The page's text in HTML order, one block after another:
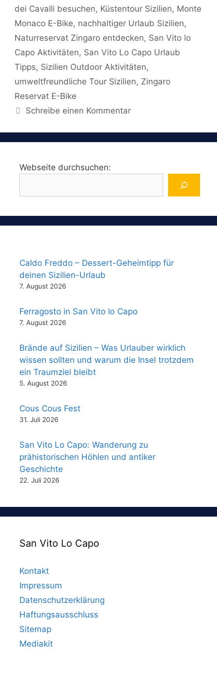
dei Cavalli besuchen, Küstentour Sizilien, Monte
Monaco E-Bike, nachhaltiger Urlaub Sizilien,
Naturreservat Zingaro entdecken, San Vito lo
Capo Aktivitäten, San Vito Lo Capo Urlaub
Tipps, Sizilien Outdoor Aktivitäten,
umweltfreundliche Tour Sizilien, Zingaro
Reservat E-Bike
Schreibe einen Kommentar
Webseite durchsuchen:
Caldo Freddo – Dessert-Geheimtipp für
deinen Sizilien-Urlaub
7. August 2026
Ferragosto in San Vito lo Capo
7. August 2026
Brände auf Sizilien – Was Urlauber wirklich
wissen sollten und warum die Insel trotzdem
ein Traumziel bleibt
5. August 2026
Cous Cous Fest
31. Juli 2026
San Vito Lo Capo: Wanderung zu
prähistorischen Höhlen und antiker
Geschichte
22. Juli 2026
San Vito Lo Capo
Kontakt
Impressum
Datenschutzerklärung
Haftungsausschluss
Sitemap
Mediakit